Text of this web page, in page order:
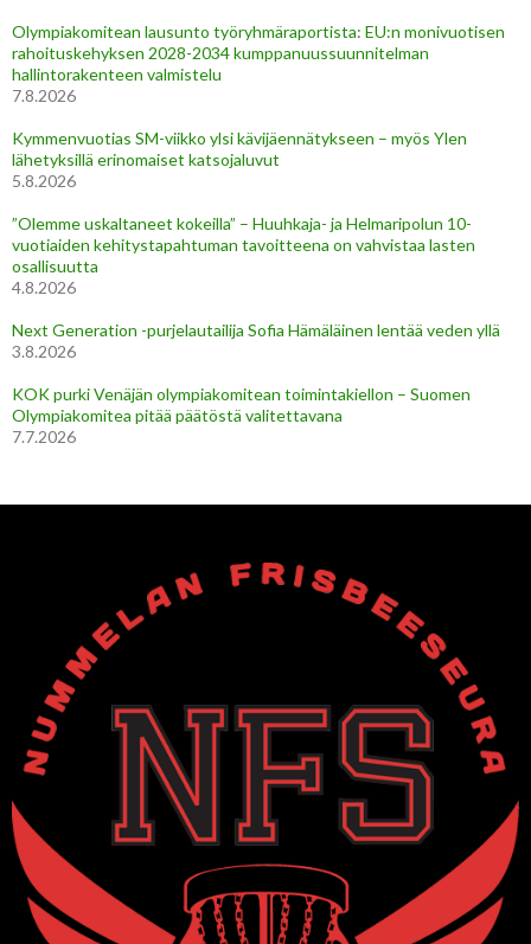
Olympiakomitean lausunto työryhmäraportista: EU:n monivuotisen
rahoituskehyksen 2028-2034 kumppanuussuunnitelman
hallintorakenteen valmistelu
7.8.2026
Kymmenvuotias SM-viikko ylsi kävijäennätykseen – myös Ylen
lähetyksillä erinomaiset katsojaluvut
5.8.2026
”Olemme uskaltaneet kokeilla” – Huuhkaja- ja Helmaripolun 10-
vuotiaiden kehitystapahtuman tavoitteena on vahvistaa lasten
osallisuutta
4.8.2026
Next Generation -purjelautailija Sofia Hämäläinen lentää veden yllä
3.8.2026
KOK purki Venäjän olympiakomitean toimintakiellon – Suomen
Olympiakomitea pitää päätöstä valitettavana
7.7.2026